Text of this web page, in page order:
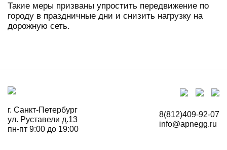
Такие меры призваны упростить передвижение по
городу в праздничные дни и снизить нагрузку на
дорожную сеть.
г. Санкт-Петербург
ул. Руставели д.13
пн-пт 9:00 до 19:00
8(812)409-92-07
info@apnegg.ru